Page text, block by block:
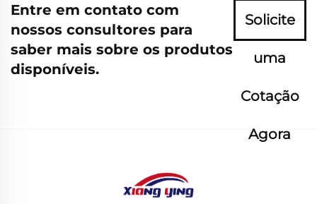
Entre em contato com
nossos consultores para
saber mais sobre os produtos
disponíveis.
Solicite
uma
Cotação
Agora